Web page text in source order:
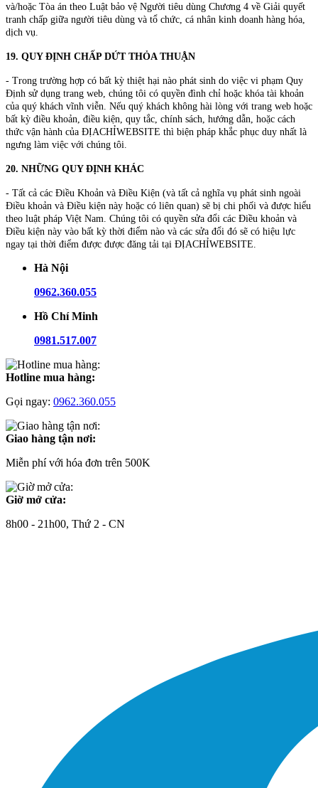
và/hoặc Tòa án theo Luật bảo vệ Người tiêu dùng Chương 4 về Giải quyết
tranh chấp giữa người tiêu dùng và tổ chức, cá nhân kinh doanh hàng hóa,
dịch vụ.
19. QUY ĐỊNH CHẤP DỨT THỎA THUẬN
- Trong trường hợp có bất kỳ thiệt hại nào phát sinh do việc vi phạm Quy
Định sử dụng trang web, chúng tôi có quyền đình chỉ hoặc khóa tài khoản
của quý khách vĩnh viễn. Nếu quý khách không hài lòng với trang web hoặc
bất kỳ điều khoản, điều kiện, quy tắc, chính sách, hướng dẫn, hoặc cách
thức vận hành của ĐỊACHỈWEBSITE thì biện pháp khắc phục duy nhất là
ngưng làm việc với chúng tôi.
20. NHỮNG QUY ĐỊNH KHÁC
- Tất cả các Điều Khoản và Điều Kiện (và tất cả nghĩa vụ phát sinh ngoài
Điều khoản và Điều kiện này hoặc có liên quan) sẽ bị chi phối và được hiểu
theo luật pháp Việt Nam. Chúng tôi có quyền sửa đổi các Điều khoản và
Điều kiện này vào bất kỳ thời điểm nào và các sửa đổi đó sẽ có hiệu lực
ngay tại thời điểm được được đăng tải tại ĐỊACHỈWEBSITE.
Hà Nội
0962.360.055
Hồ Chí Minh
0981.517.007
Hotline mua hàng:
Gọi ngay: 0962.360.055
Giao hàng tận nơi:
Miễn phí với hóa đơn trên 500K
Giờ mở cửa:
8h00 - 21h00, Thứ 2 - CN